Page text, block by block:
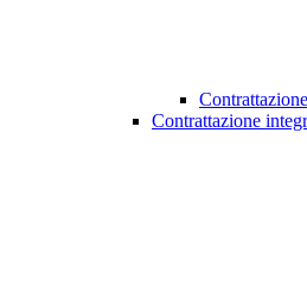
Contrattazione